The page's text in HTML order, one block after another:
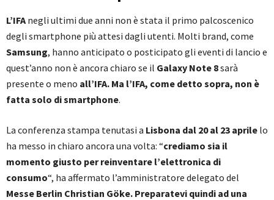
L’IFAnegli ultimi due anni non è stata il primo palcoscenico
degli smartphone più attesi dagli utenti. Molti brand, come
Samsung, hanno anticipato o posticipato gli eventi di lancio e
quest’anno non è ancora chiaro se il Galaxy Note 8sarà
presente o meno all’IFA. Ma l’IFA, come detto sopra, non è
fatta solo di smartphone.
La conferenza stampa tenutasi a Lisbona dal 20 al 23 aprile lo
ha messo in chiaro ancora una volta: “crediamo sia il
momento giusto per reinventare l’elettronica di
consumo“, ha affermato l’amministratore delegato del
Messe Berlin Christian Göke. Preparatevi quindi ad una